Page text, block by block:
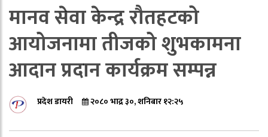
मानव सेवा केन्द्र रौतहटको
आयोजनामा तीजको शुभकामना
आदान प्रदान कार्यक्रम सम्पन्न
प्रदेश डायरी २०८० भाद्र ३०, शनिबार १२:२५